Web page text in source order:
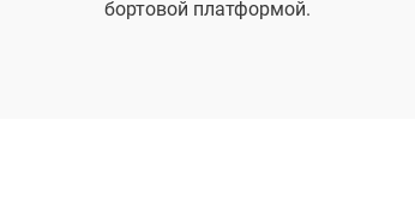
бортовой платформой.